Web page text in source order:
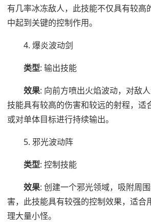
有几率冰冻敌人，此技能不仅具有较高
中起到关键的控制作用。
4. 爆炎波动剑
类型: 输出技能
效果: 向前方喷出火焰波动，对敌
技能具有较高的伤害和较远的射程，适
或对单体目标进行持续输出。
5. 邪光波动阵
类型: 控制技能
效果: 创建一个邪光领域，吸附周
害，此技能具有较强的控制效果，适合
理大量小怪。